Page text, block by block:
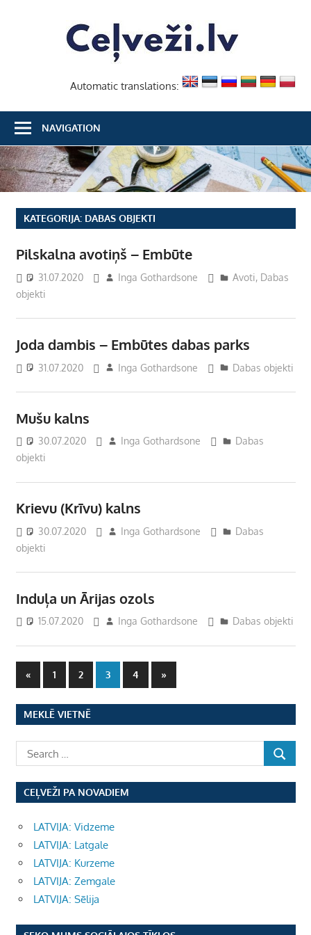
Automatic translations:
NAVIGATION
KATEGORIJA: DABAS OBJEKTI
Pilskalna avotiņš – Embūte
31.07.2020 Inga Gothardsone Avoti, Dabas
objekti
Joda dambis – Embūtes dabas parks
31.07.2020 Inga Gothardsone Dabas objekti
Mušu kalns
30.07.2020 Inga Gothardsone
Dabas
objekti
Krievu (Krīvu) kalns
30.07.2020 Inga Gothardsone
Dabas
objekti
Induļa un Ārijas ozols
15.07.2020 Inga Gothardsone Dabas objekti
Ziņu
numerācija
pēc
lappusēm
«Previous
Posts
1 2 3 4
Next
Posts
»
MEKLĒ VIETNĒ
CEĻVEŽI PA NOVADIEM
LATVIJA: Vidzeme
LATVIJA: Latgale
LATVIJA: Kurzeme
LATVIJA: Zemgale
LATVIJA: Sēlija